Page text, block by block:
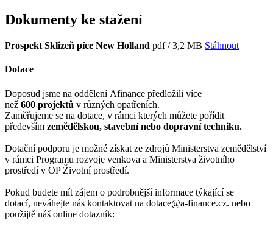
Dokumenty ke stažení
Prospekt Sklizeň píce New Holland pdf / 3,2 MB Stáhnout
Dotace
Doposud jsme na oddělení Afinance předložili více
než 600 projektů v různých opatřeních.
Zaměřujeme se na dotace, v rámci kterých můžete pořídit
především zemědělskou, stavební nebo dopravní techniku.
Dotační podporu je možné získat ze zdrojů Ministerstva zemědělství
v rámci Programu rozvoje venkova a Ministerstva životního
prostředí v OP Životní prostředí.
Pokud budete mít zájem o podrobnější informace týkající se
dotací, neváhejte nás kontaktovat na dotace@a-finance.cz. nebo
použijtě náš online dotazník: